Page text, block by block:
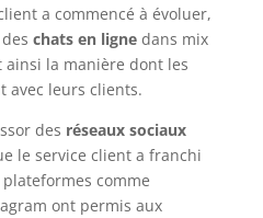
a commencé à évoluer,
chats en lignedans mix
la manière dont les
avec leurs clients.
des réseaux sociaux
le service client a franchi
comme
ont permis aux